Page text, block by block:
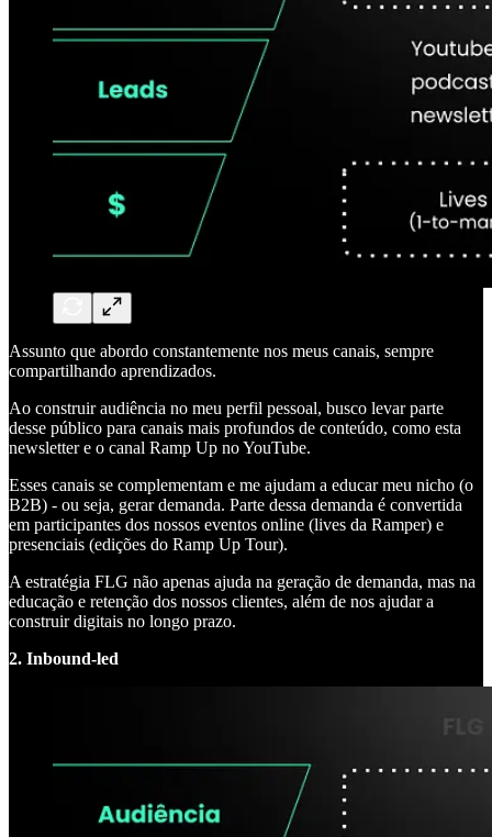
Assunto que abordo constantemente nos meus canais, sempre
compartilhando aprendizados.
Ao construir audiência no meu perfil pessoal, busco levar parte
desse público para canais mais profundos de conteúdo, como esta
newsletter e o canal Ramp Up no YouTube.
Esses canais se complementam e me ajudam a educar meu nicho (o
B2B) - ou seja, gerar demanda. Parte dessa demanda é convertida
em participantes dos nossos eventos online (lives da Ramper) e
presenciais (edições do Ramp Up Tour).
A estratégia FLG não apenas ajuda na geração de demanda, mas na
educação e retenção dos nossos clientes, além de nos ajudar a
construir digitais no longo prazo.
2. Inbound-led